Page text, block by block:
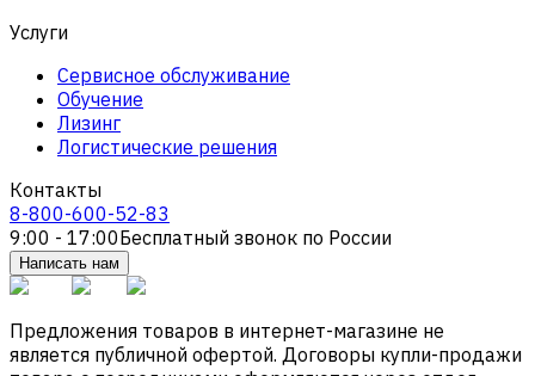
Услуги
Сервисное обслуживание
Обучение
Лизинг
Логистические решения
Контакты
8-800-600-52-83
9:00 - 17:00Бесплатный звонок по России
Написать нам
Предложения товаров в интернет-магазине не
является публичной офертой. Договоры купли-продажи